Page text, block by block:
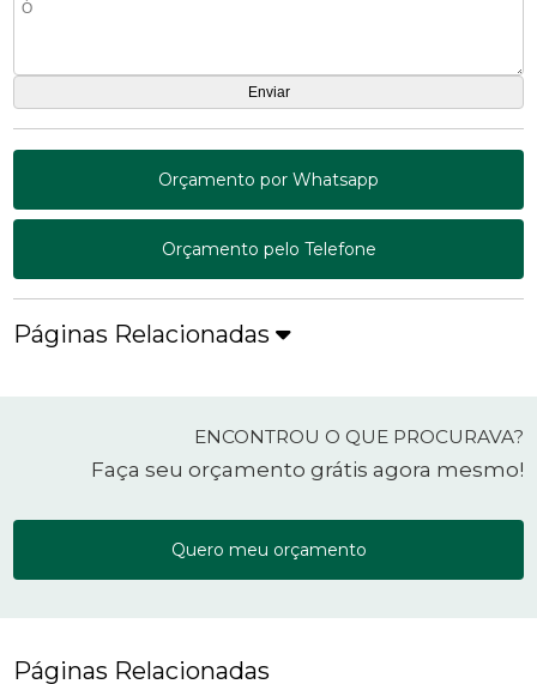
Orçamento por Whatsapp
Orçamento pelo Telefone
Páginas Relacionadas
ENCONTROU O QUE PROCURAVA?
Faça seu orçamento grátis agora mesmo!
Quero meu orçamento
Páginas Relacionadas